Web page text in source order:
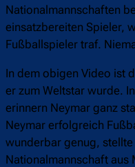
Nationalmannschaften
einsatzbereiten Spieler,
Fußballspieler traf.
In dem obigen Video ist
er zum Weltstar wurde.
erinnern Neymar ganz
Neymar erfolgreich
wunderbar genug,
Nationalmannschaft aus